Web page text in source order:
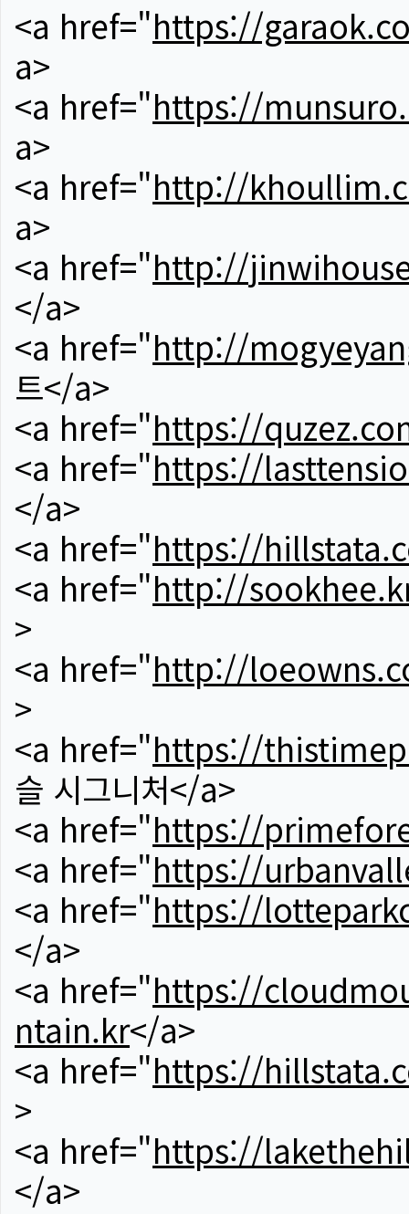
<a href="https://
a>
<a href="https://
a>
<a href="http://
a>
<a href="http://
</a>
<a href="http://
트</a>
<a href="https://
<a href="https://
</a>
<a href="https://
<a href="http://
>
<a href="http://
>
<a href="https://
슬 시그니처</a>
<a href="https://
<a href="https://
<a href="https://
</a>
<a href="https://
ntain.kr</a>
<a href="https://
>
<a href="https://
</a>